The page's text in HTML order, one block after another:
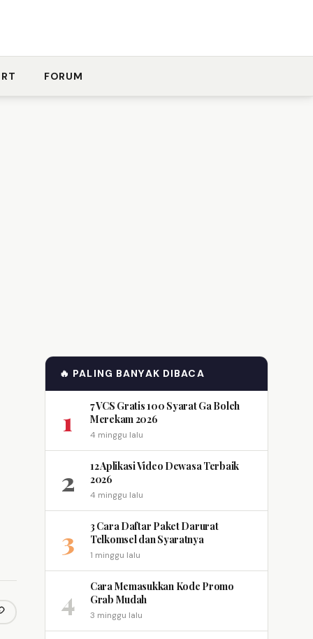
FORUM
link
🔥 PALING BANYAK DIBACA
1
7 VCS Gratis 100 Syarat Ga Boleh
Merekam 2026
4 minggu lalu
2
12 Aplikasi Video Dewasa Terbaik
2026
4 minggu lalu
3
3 Cara Daftar Paket Darurat
Telkomsel dan Syaratnya
1 minggu lalu
4
Cara Memasukkan Kode Promo
Grab Mudah
3 minggu lalu